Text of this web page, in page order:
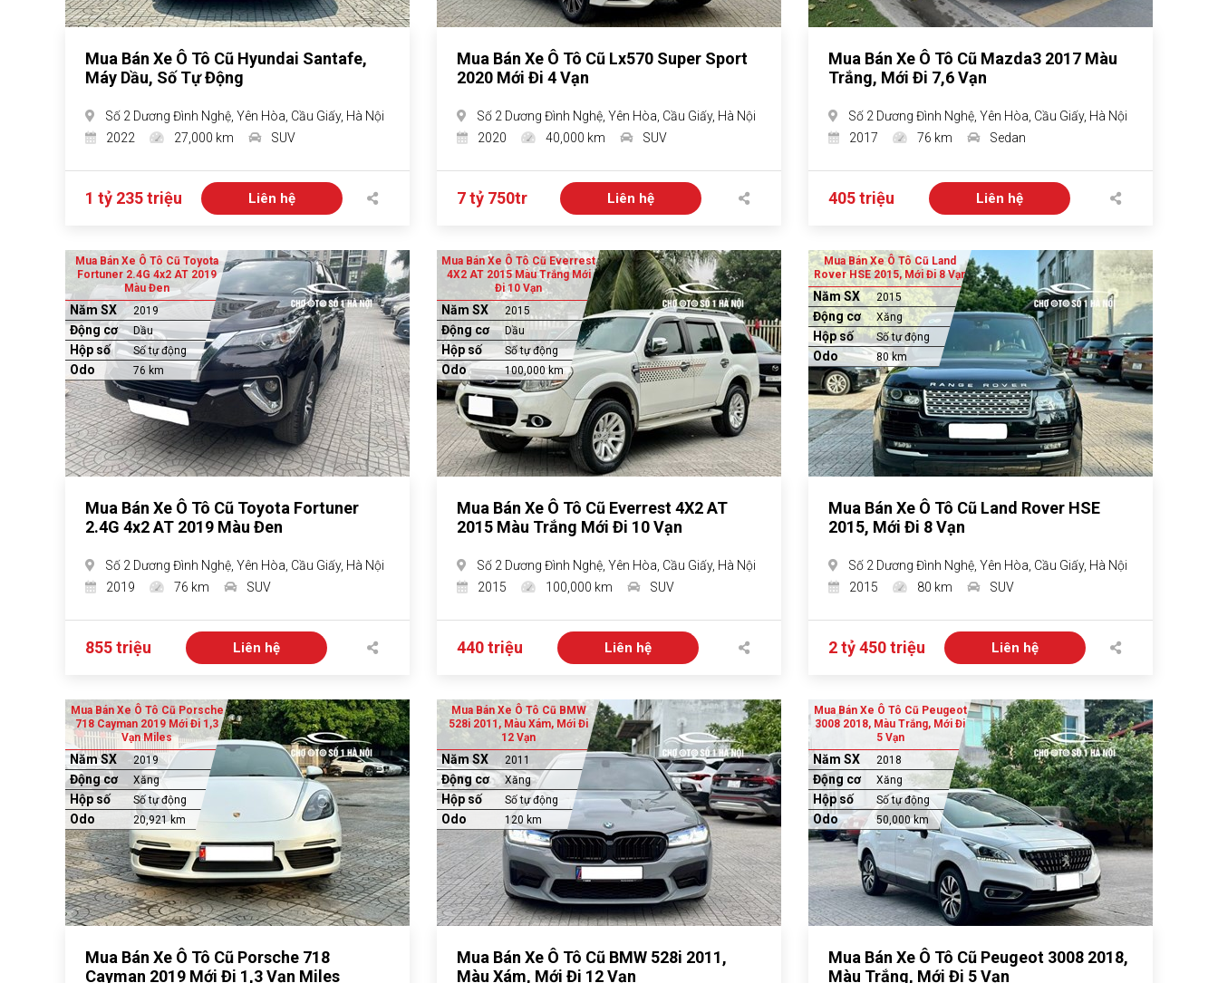
Mua Bán Xe Ô Tô Cũ Hyundai Santafe,
Máy Dầu, Số Tự Động
Số 2 Dương Đình Nghệ, Yên Hòa, Cầu Giấy, Hà Nội
2022
27,000 km SUV
1 tỷ 235 triệu Liên hệ
Mua Bán Xe Ô Tô Cũ Lx570 Super Sport
2020 Mới Đi 4 Vạn
Số 2 Dương Đình Nghệ, Yên Hòa, Cầu Giấy, Hà Nội
2020
40,000 km SUV
7 tỷ 750tr Liên hệ
Mua Bán Xe Ô Tô Cũ Mazda3 2017 Màu
Trắng, Mới Đi 7,6 Vạn
Số 2 Dương Đình Nghệ, Yên Hòa, Cầu Giấy, Hà Nội
2017
76 km Sedan
405 triệu Liên hệ
Mua Bán Xe Ô Tô Cũ Toyota
Fortuner 2.4G 4x2 AT 2019
Màu Đen
Năm SX 2019
Động cơ Dầu
Hộp số Số tự động
Odo 76 km
Mua Bán Xe Ô Tô Cũ Toyota Fortuner
2.4G 4x2 AT 2019 Màu Đen
Số 2 Dương Đình Nghệ, Yên Hòa, Cầu Giấy, Hà Nội
2019
76 km SUV
855 triệu Liên hệ
Mua Bán Xe Ô Tô Cũ Everrest
4X2 AT 2015 Màu Trắng Mới
Đi 10 Vạn
Năm SX 2015
Động cơ Dầu
Hộp số Số tự động
Odo 100,000 km
Mua Bán Xe Ô Tô Cũ Everrest 4X2 AT
2015 Màu Trắng Mới Đi 10 Vạn
Số 2 Dương Đình Nghệ, Yên Hòa, Cầu Giấy, Hà Nội
2015
100,000 km SUV
440 triệu Liên hệ
Mua Bán Xe Ô Tô Cũ Land
Rover HSE 2015, Mới Đi 8 Vạn
Năm SX 2015
Động cơ Xăng
Hộp số Số tự động
Odo 80 km
Mua Bán Xe Ô Tô Cũ Land Rover HSE
2015, Mới Đi 8 Vạn
Số 2 Dương Đình Nghệ, Yên Hòa, Cầu Giấy, Hà Nội
2015
80 km SUV
2 tỷ 450 triệu Liên hệ
Mua Bán Xe Ô Tô Cũ Porsche
718 Cayman 2019 Mới Đi 1,3
Vạn Miles
Năm SX 2019
Động cơ Xăng
Hộp số Số tự động
Odo 20,921 km
Mua Bán Xe Ô Tô Cũ Porsche 718
Cayman 2019 Mới Đi 1,3 Vạn Miles
Mua Bán Xe Ô Tô Cũ BMW
528i 2011, Màu Xám, Mới Đi
12 Vạn
Năm SX 2011
Động cơ Xăng
Hộp số Số tự động
Odo 120 km
Mua Bán Xe Ô Tô Cũ BMW 528i 2011,
Màu Xám, Mới Đi 12 Vạn
Mua Bán Xe Ô Tô Cũ Peugeot
3008 2018, Màu Trắng, Mới Đi
5 Vạn
Năm SX 2018
Động cơ Xăng
Hộp số Số tự động
Odo 50,000 km
Mua Bán Xe Ô Tô Cũ Peugeot 3008 2018,
Màu Trắng, Mới Đi 5 Vạn